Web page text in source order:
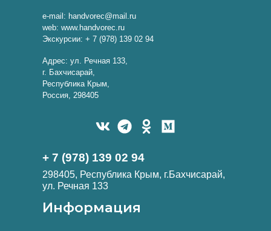
e-mail: handvorec@mail.ru
web: www.handvorec.ru
Экскурсии: + 7 (978) 139 02 94
Адрес: ул. Речная 133,
г. Бахчисарай,
Республика Крым,
Россия, 298405
+ 7 (978) 139 02 94
298405, Республика Крым, г.Бахчисарай,
ул. Речная 133
Информация